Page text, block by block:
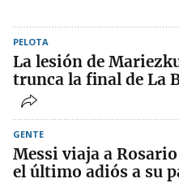
PELOTA
La lesión de
trunca la final de La
GENTE
Messi viaja a
el último adiós a su